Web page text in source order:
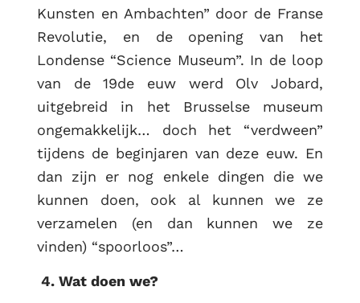
Kunsten en Ambachten” door de Franse
Revolutie, en de opening van het
Londense “Science Museum”. In de loop
van de 19de euw werd Olv Jobard,
uitgebreid in het Brusselse museum
ongemakkelijk… doch het “verdween”
tijdens de beginjaren van deze euw. En
dan zijn er nog enkele dingen die we
kunnen doen, ook al kunnen we ze
verzamelen (en dan kunnen we ze
vinden) “spoorloos”…
4. Wat doen we?